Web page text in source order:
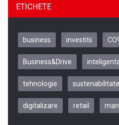
Be Inspired. Make it Happen!,
ETICHETE
business investitii
Business&Drive
tehnologie sustenabilitate
digitalizare retail